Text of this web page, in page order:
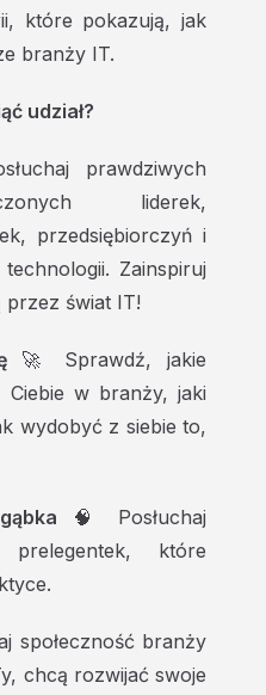
które pokazują, jak
branży IT.
udział?
prawdziwych
liderek,
przedsiębiorczyń i
Zainspiruj
świat IT!
🚀 Sprawdź, jakie
Ciebie w branży, jaki
wydobyć z siebie to,
🧠 Posłuchaj
prelegentek, które
społeczność branży
chcą rozwijać swoje